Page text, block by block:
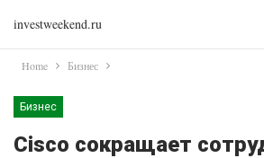
investweekend.ru
Home Бизнес
Бизнес
Cisco сокращает